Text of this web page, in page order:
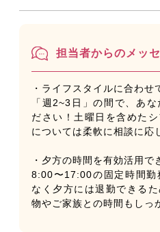
担当者からのメッ
・ライフスタイルに合わせ
「週2~3日」の間で、あ
ださい！土曜日を含めた
については柔軟に相談に応
・夕方の時間を有効活用で
8:00〜17:00の固定時間勤
なく夕方には退勤できる
物やご家族との時間もしっ